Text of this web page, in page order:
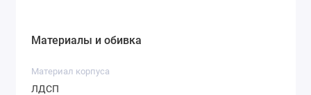
Материалы и обивка
Материал корпуса
ЛДСП